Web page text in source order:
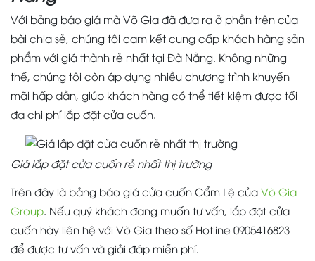
Với bảng báo giá mà Võ Gia đã đưa ra ở phần trên của
bài chia sẻ, chúng tôi cam kết cung cấp khách hàng sản
phẩm với giá thành rẻ nhất tại Đà Nẵng. Không những
thế, chúng tôi còn áp dụng nhiều chương trình khuyến
mãi hấp dẫn, giúp khách hàng có thể tiết kiệm được tối
đa chi phí lắp đặt cửa cuốn.
Giá lắp đặt cửa cuốn rẻ nhất thị trường
Trên đây là bảng báo giá cửa cuốn Cẩm Lệ của Võ Gia
Group. Nếu quý khách đang muốn tư vấn, lắp đặt cửa
cuốn hãy liên hệ với Võ Gia theo số Hotline 0905416823
để được tư vấn và giải đáp miễn phí.